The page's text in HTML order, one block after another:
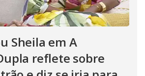
Sheila em A
reflete sobre